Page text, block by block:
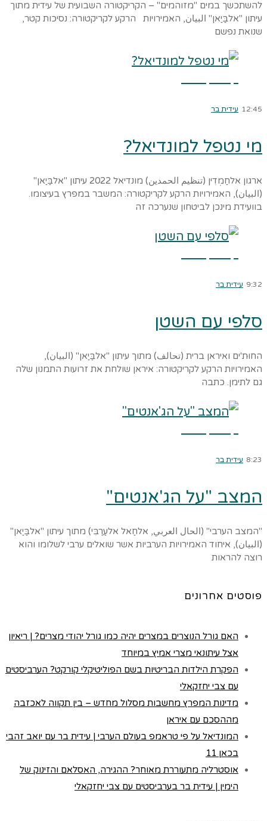
להשתכשך במים "מזוהמים" – הקריקטורה השבועית של עידית מתוך
עיתון "אלבַּיַאן" البيان, האמירויות הרקע לקריקטורה: נסיכות קטר,
שנואת נפשם
12:45 עידית בר
מי נטפל למונדיאל?
ארגון אלחַמְדִין (تنظيم الحمدين) מונדיאל 2022 עיתון "אלבַּיַאן"
(البيان), האמירויות הרקע לקריקטורה: המשבר במפרץ בעיצומו.
בוועידת מינכן לביטחון שנערכה זה
9:32 עידית בר
סלפי עם השטן
החוּת'ים ואיראן ברית (تحالف) מתוך עיתון "אלבַּיַאן" (البيان),
האמירויות הרקע לקריקטורה: איראן שולחת את זרועות התמנון שלה
גם לתימן. כתבה
8:23 עידית בר
המצב "על הג'אנטים"
"המצב הערבי" (الحال العربي, אלחַאל אלעַרַבִּי) מתוך עיתון "אלבַּיַאן"
(البيان), איחוד האמירויות הערביות אשר שואלים ערבי לשלומו והוא
רוצה להראות
פוסטים אחרונים
האם גורל הנוצרים במצרים יהיה כמו גורל יהודי מצרים? | ריאיון
אצל עיתונאי מצרי אמיץ במיוחד
הפקרת הילדות הבריטיות בשם הפוליטיקלי קורקט? הערביסטים
עם צבי יחזקאלי
מדינות המפרץ מחשבות מסלול מחדש – בין תקווה לאכזבה
מההסכם עם איראן
המונדיאל על פי טראמפ בעולם הערבי | עידית בר עם יואב זהבי
בכאן 11
אוסטרליה מתעוררת מאוחר? ההגירה, האסלאם והזינוק של
הימין | עידית בר בערביסטים עם צבי יחזקאלי